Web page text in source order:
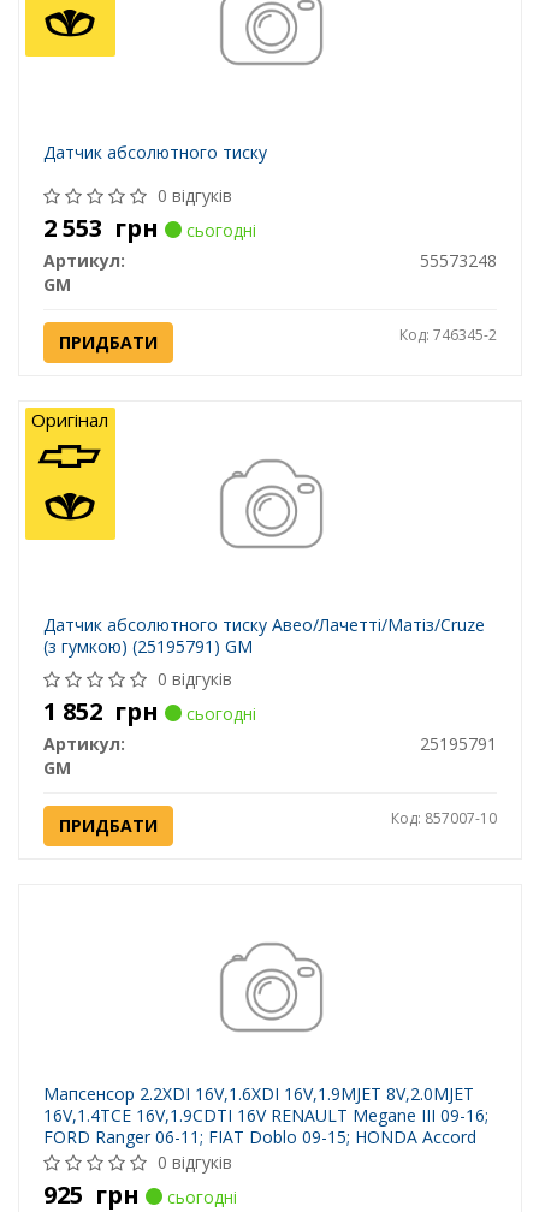
Датчик абсолютного тиску
0 відгуків
2 553 грн
сьогодні
Артикул:
55573248
GM
ПРИДБАТИ Код: 746345-2
Датчик абсолютного тиску Авео/Лачетті/Матіз/Cruze
(з гумкою) (25195791) GM
0 відгуків
1 852 грн
сьогодні
Артикул:
25195791
GM
ПРИДБАТИ Код: 857007-10
Оригінал
Мапсенсор 2.2XDI 16V,1.6XDI 16V,1.9MJET 8V,2.0MJET
16V,1.4TCE 16V,1.9CDTI 16V RENAULT Megane III 09-16;
FORD Ranger 06-11; FIAT Doblo 09-15; HONDA Accord
CU/CW 08-15; PEUGEOT Boxer 06-14; CITROEN Jumper
06-14; MAZDA BT-50 06-12; OPEL Astra J 10-15; C
0 відгуків
925 грн
сьогодні